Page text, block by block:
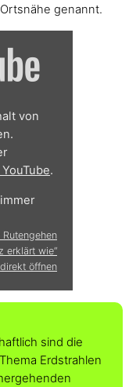
genannt.
von
.
Rutengehen
erklärt wie“
direkt öffnen
sind die
Erdstrahlen